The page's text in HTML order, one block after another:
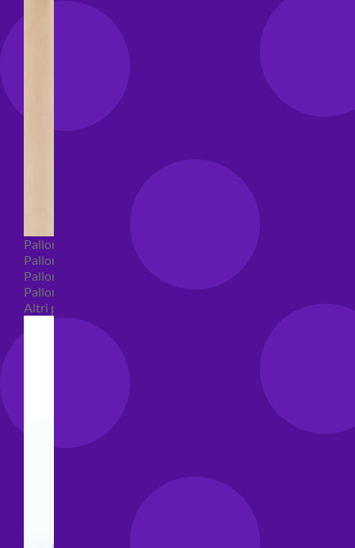
Palloncini Bubble
Palloncini numeri e lettere
Palloncini numeri e lettere piccoli
Palloncini numeri e lettere grandi
Altri palloncini numeri e lettere